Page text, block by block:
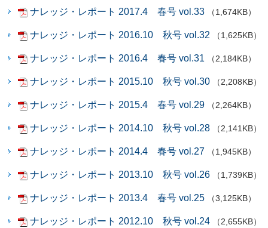
ナレッジ・レポート 2017.4 春号 vol.33 （1,674KB）
ナレッジ・レポート 2016.10 秋号 vol.32 （1,625KB）
ナレッジ・レポート 2016.4 春号 vol.31 （2,184KB）
ナレッジ・レポート 2015.10 秋号 vol.30 （2,208KB）
ナレッジ・レポート 2015.4 春号 vol.29 （2,264KB）
ナレッジ・レポート 2014.10 秋号 vol.28 （2,141KB）
ナレッジ・レポート 2014.4 春号 vol.27 （1,945KB）
ナレッジ・レポート 2013.10 秋号 vol.26 （1,739KB）
ナレッジ・レポート 2013.4 春号 vol.25 （3,125KB）
ナレッジ・レポート 2012.10 秋号 vol.24 （2,655KB）